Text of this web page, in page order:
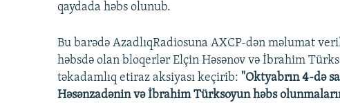
qaydada həbs olunub.
Bu barədə AzadlıqRadiosuna AXCP-dən məlumat
həbsdə olan bloqerlər Elçin Həsənov və İbrahim
təkadamlıq etiraz aksiyası keçirib: "Oktyabrın 4-də
Həsənzadənin və İbrahim Türksoyun həbs